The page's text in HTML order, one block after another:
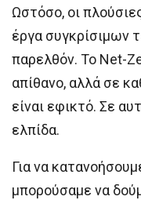
Ωστόσο, οι
έργα συγκρίσιμων
παρελθόν. Το Net-
απίθανο, αλλά σε
είναι εφικτό. Σε
ελπίδα.
Για να
μπορούσαμε να